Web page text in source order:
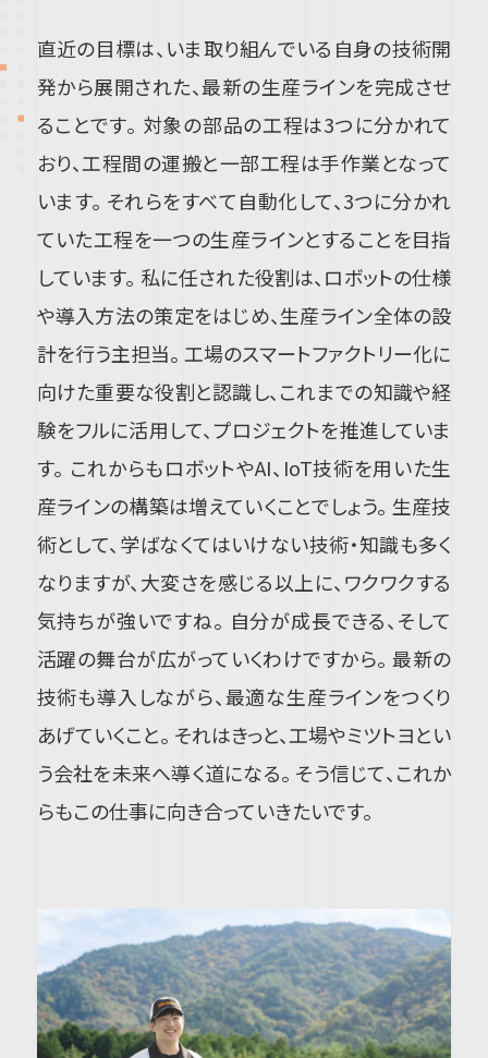
直近の目標は、いま取り組んでいる自身の技術開
発から展開された、最新の生産ラインを完成させ
ることです。 対象の部品の工程は3つに分かれて
おり、工程間の運搬と一部工程は手作業となって
います。 それらをすべて自動化して、3つに分かれ
ていた工程を一つの生産ラインとすることを目指
しています。 私に任された役割は、ロボットの仕様
や導入方法の策定をはじめ、生産ライン全体の設
計を行う主担当。 工場のスマートファクトリー化に
向けた重要な役割と認識し、これまでの知識や経
験をフルに活用して、プロジェクトを推進していま
す。 これからもロボットやAI、IoT技術を用いた生
産ラインの構築は増えていくことでしょう。 生産技
術として、学ばなくてはいけない技術・知識も多く
なりますが、大変さを感じる以上に、ワクワクする
気持ちが強いですね。 自分が成長できる、そして
活躍の舞台が広がっていくわけですから。 最新の
技術も導入しながら、最適な生産ラインをつくり
あげていくこと。 それはきっと、工場やミツトヨとい
う会社を未来へ導く道になる。 そう信じて、これか
らもこの仕事に向き合っていきたいです。